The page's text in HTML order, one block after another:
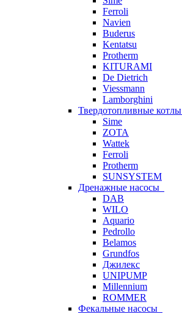
Ferroli
Navien
Buderus
Kentatsu
Protherm
KITURAMI
De Dietrich
Viessmann
Lamborghini
Твердотопливные котлы
Sime
ZOTA
Wattek
Ferroli
Protherm
SUNSYSTEM
Дренажные насосы
DAB
WILO
Aquario
Pedrollo
Belamos
Grundfos
Джилекс
UNIPUMP
Millennium
ROMMER
Фекальные насосы